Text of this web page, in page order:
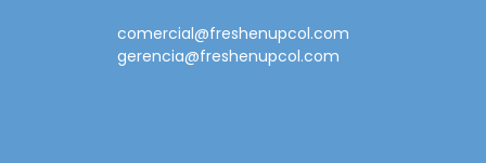
comercial@freshenupcol.com
gerencia@freshenupcol.com